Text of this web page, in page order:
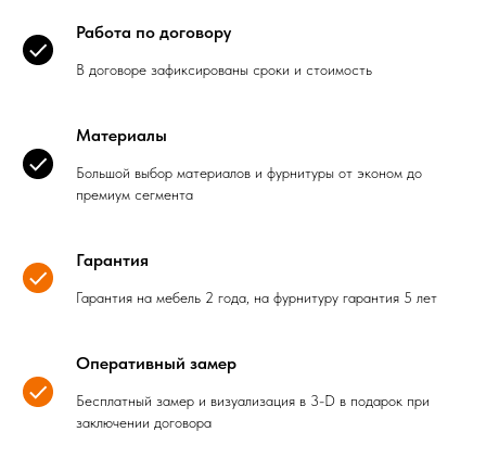
Работа по договору
В договоре зафиксированы сроки и стоимость
Материалы
Большой выбор материалов и фурнитуры от эконом до
премиум сегмента
Гарантия
Гарантия на мебель 2 года, на фурнитуру гарантия 5 лет
Оперативный замер
Бесплатный замер и визуализация в 3-D в подарок при
заключении договора